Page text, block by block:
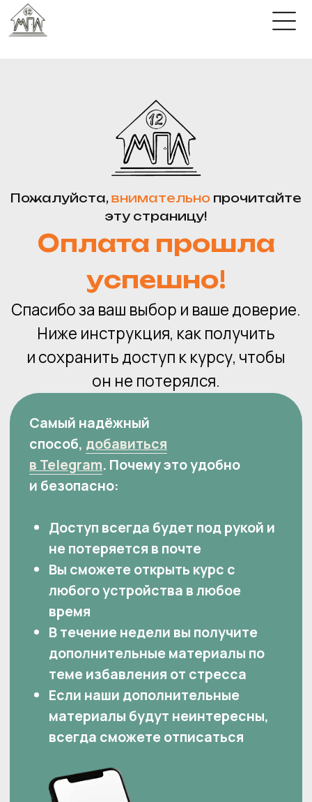
внимательно прочитайте
эту страницу!
Оплата прошла
успешно!
Спасибо за ваш выбор и ваше доверие.
Ниже инструкция, как получить
и сохранить доступ к курсу, чтобы
он не потерялся.
Самый надёжный
способ,добавиться
в Telegram. Почему это удобно
Доступ всегда будет под рукой и
не потеряется в почте
любого устройства в любое
В течение недели вы получите
дополнительные материалы по
теме избавления от стресса
всегда сможете отписаться
Если вы не пользуетесь Telegram или
не хотите получать дополнительные